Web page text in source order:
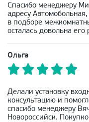
Спасибо менеджеру
адресу
в подборе
осталась довольна
Ольга
Делали установку
консультацию и
спасибо менеджеру
Новороссийск.